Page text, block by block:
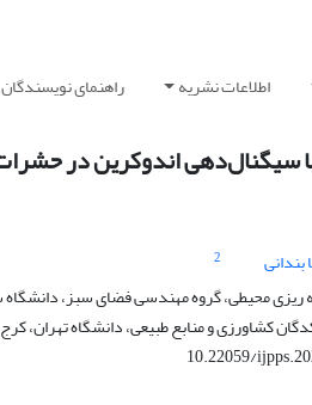
اطلاعات نشریه راهنمای نویسندگان
با سیگنال‌دهی اندوکرین در
2
ریزی محیطی، گروه مهندسی فضای سبز، دانشگاه
کشاورزی و منابع طبیعی، دانشگاه تهران،
10.22059/